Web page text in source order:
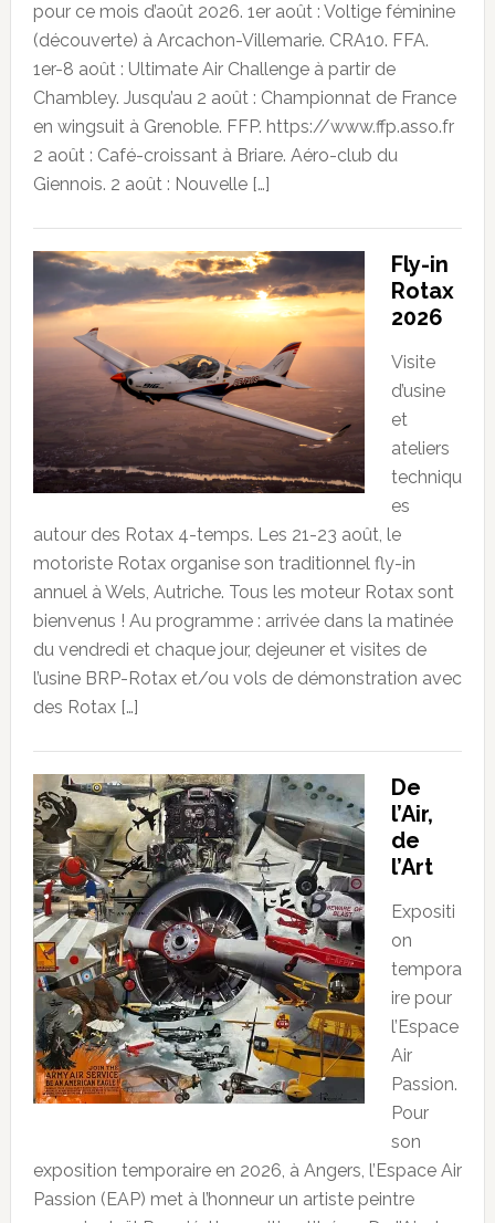
pour ce mois d’août 2026. 1er août : Voltige féminine
(découverte) à Arcachon-Villemarie. CRA10. FFA.
1er-8 août : Ultimate Air Challenge à partir de
Chambley. Jusqu’au 2 août : Championnat de France
en wingsuit à Grenoble. FFP. https://www.ffp.asso.fr
2 août : Café-croissant à Briare. Aéro-club du
Giennois. 2 août : Nouvelle […]
Fly-in
Rotax
2026
Visite
d’usine
et
ateliers
techniqu
es
autour des Rotax 4-temps. Les 21-23 août, le
motoriste Rotax organise son traditionnel fly-in
annuel à Wels, Autriche. Tous les moteur Rotax sont
bienvenus ! Au programme : arrivée dans la matinée
du vendredi et chaque jour, dejeuner et visites de
l’usine BRP-Rotax et/ou vols de démonstration avec
des Rotax […]
De
l’Air,
de
l’Art
Expositi
on
tempora
ire pour
l’Espace
Air
Passion.
Pour
son
exposition temporaire en 2026, à Angers, l’Espace Air
Passion (EAP) met à l’honneur un artiste peintre